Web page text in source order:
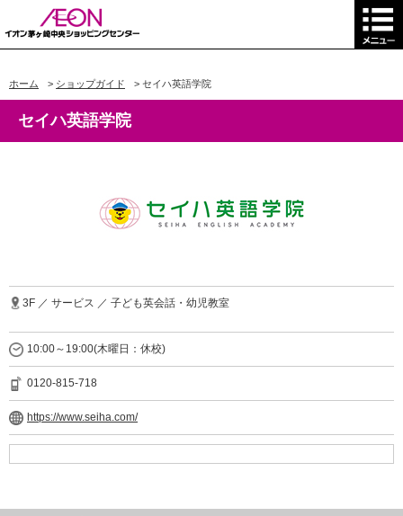
ホーム > ショップガイド > セイハ英語学院
セイハ英語学院
3F ／ サービス ／ 子ども英会話・幼児教室
10:00～19:00(木曜日：休校)
0120-815-718
https://www.seiha.com/